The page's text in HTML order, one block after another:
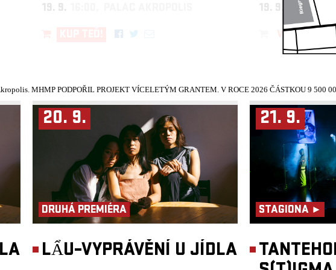
19. 9. 19. 9.
18:30,
20. 9.
DRUHÁ PREMIÉRA
LẨU–VYPRÁVĚNÍ U JÍDLA
21. 9.
STAGIONA ►
MHMP PODPOŘIL PROJEKT VÍCELETÝM GRANTEM. V ROCE 2026 ČÁSTKOU 9 500